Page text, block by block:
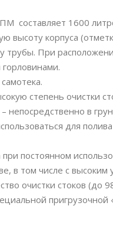
составляет 1600
корпуса
трубы. При
степень очистки
непосредственно в
для
постоянном
в том числе с высоким
очистки стоков (до